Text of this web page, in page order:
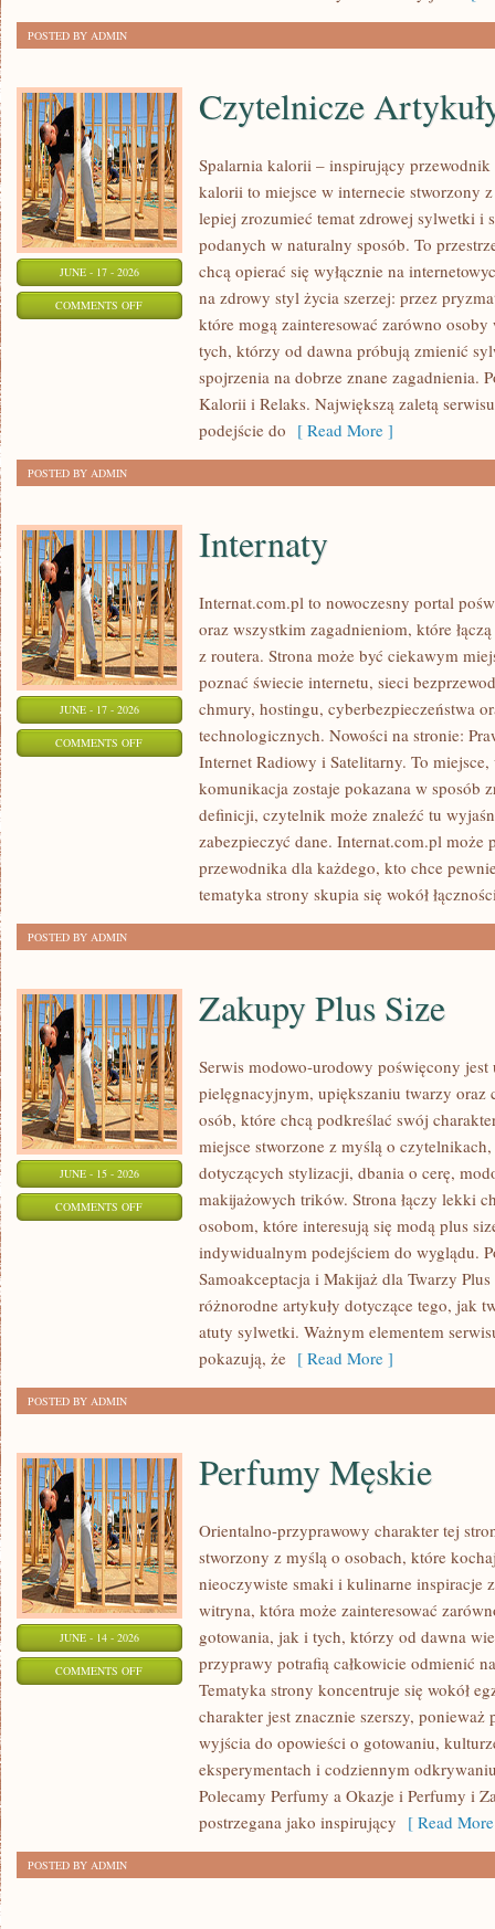
POSTED BY ADMIN
JUNE - 17 - 2026
COMMENTS OFFON
CZYTELNICZE
ARTYKUŁY
Czytelnicze
Spalarnia kalorii – inspirujący
kalorii to miejsce w internecie stworzony
lepiej zrozumieć temat zdrowej sylwetki i
podanych w naturalny sposób. To
chcą opierać się wyłącznie na
na zdrowy styl życia szerzej: przez
które mogą zainteresować zarówno
tych, którzy od dawna próbują zmienić
spojrzenia na dobrze znane zagadnienia.
Kalorii i Relaks. Największą zaletą
podejście do [ Read More ]
POSTED BY ADMIN
JUNE - 17 - 2026
COMMENTS OFFON
INTERNATY
Internaty
Internat.com.pl to nowoczesny portal
oraz wszystkim zagadnieniom, które
z routera. Strona może być ciekawym
poznać świecie internetu, sieci
chmury, hostingu, cyberbezpieczeństwa
technologicznych. Nowości na stronie:
Internet Radiowy i Satelitarny. To
komunikacja zostaje pokazana w sposób
definicji, czytelnik może znaleźć tu
zabezpieczyć dane. Internat.com.pl może
przewodnika dla każdego, kto chce
tematyka strony skupia się wokół
POSTED BY ADMIN
JUNE - 15 - 2026
COMMENTS OFFON
Zakupy Plus Size
Serwis modowo-urodowy poświęcony
pielęgnacyjnym, upiększaniu twarzy oraz
osób, które chcą podkreślać swój
miejsce stworzone z myślą o
dotyczących stylizacji, dbania o cerę,
makijażowych trików. Strona łączy lekki
osobom, które interesują się modą plus
indywidualnym podejściem do wyglądu.
Samoakceptacja i Makijaż dla Twarzy
różnorodne artykuły dotyczące tego, jak
atuty sylwetki. Ważnym elementem
pokazują, że [ Read More ]
POSTED BY ADMIN
JUNE - 14 - 2026
COMMENTS OFFON
Perfumy Męskie
Orientalno-przyprawowy charakter tej
stworzony z myślą o osobach, które
nieoczywiste smaki i kulinarne inspiracje
witryna, która może zainteresować
gotowania, jak i tych, którzy od dawna
przyprawy potrafią całkowicie odmienić
Tematyka strony koncentruje się wokół
charakter jest znacznie szerszy,
wyjścia do opowieści o gotowaniu,
eksperymentach i codziennym
Polecamy Perfumy a Okazje i Perfumy i
postrzegana jako inspirujący [ Read
POSTED BY ADMIN